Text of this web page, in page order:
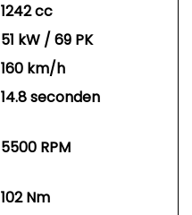
1242 cc
51 kW / 69 PK
160 km/h
14.8 seconden
5500 RPM
102 Nm